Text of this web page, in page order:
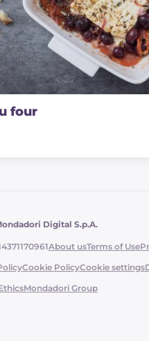
four
Digital S.p.A.
About usTerms of Use
Cookie PolicyCookie settings
Mondadori Group